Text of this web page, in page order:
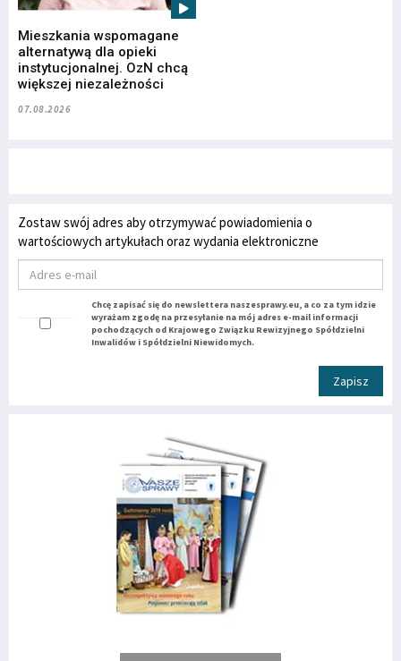
Mieszkania wspomagane
alternatywą dla opieki
instytucjonalnej. OzN chcą
większej niezależności
07.08.2026
Zostaw swój adres aby otrzymywać powiadomienia o
wartościowych artykułach oraz wydania elektroniczne
Chcę zapisać się do newslettera naszesprawy.eu, a co za tym idzie
wyrażam zgodę na przesyłanie na mój adres e-mail informacji
pochodzących od Krajowego Związku Rewizyjnego Spółdzielni
Inwalidów i Spółdzielni Niewidomych.
Zapisz